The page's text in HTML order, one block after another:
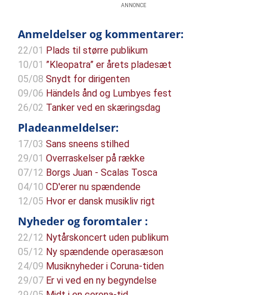
ANNONCE
Anmeldelser og kommentarer:
22/01 Plads til større publikum
10/01 ”Kleopatra” er årets pladesæt
05/08 Snydt for dirigenten
09/06 Händels ånd og Lumbyes fest
26/02 Tanker ved en skæringsdag
Pladeanmeldelser:
17/03 Sans sneens stilhed
29/01 Overraskelser på række
07/12 Borgs Juan - Scalas Tosca
04/10 CD'erer nu spændende
12/05 Hvor er dansk musikliv rigt
Nyheder og foromtaler :
22/12 Nytårskoncert uden publikum
05/12 Ny spændende operasæson
24/09 Musiknyheder i Coruna-tiden
29/07 Er vi ved en ny begyndelse